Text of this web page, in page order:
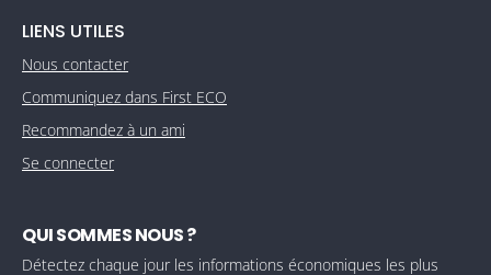
LIENS UTILES
Nous contacter
Communiquez dans First ECO
Recommandez à un ami
Se connecter
QUI SOMMES NOUS ?
Détectez chaque jour les informations économiques les plus